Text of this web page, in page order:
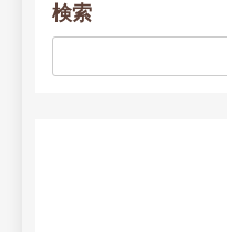
検索